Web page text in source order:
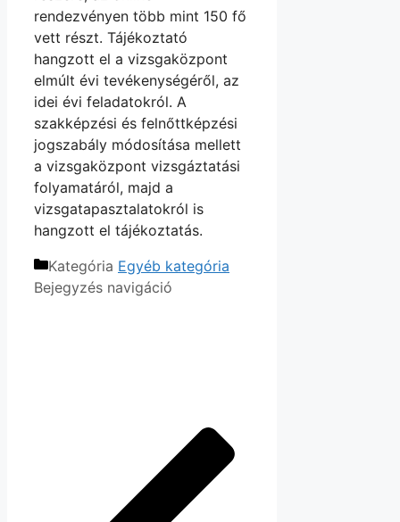
rendezvényen több mint 150 fő
vett részt. Tájékoztató
hangzott el a vizsgaközpont
elmúlt évi tevékenységéről, az
idei évi feladatokról. A
szakképzési és felnőttképzési
jogszabály módosítása mellett
a vizsgaközpont vizsgáztatási
folyamatáról, majd a
vizsgatapasztalatokról is
hangzott el tájékoztatás.
Kategória Egyéb kategória
Bejegyzés navigáció